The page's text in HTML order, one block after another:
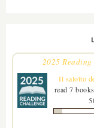
2025
Il salotto
read 7